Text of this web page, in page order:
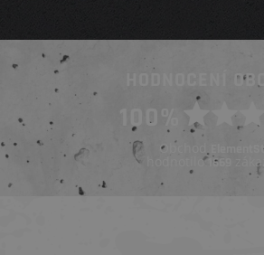
HODNOCENÍ
100%
Obchod
hodnotilo 1669
Před